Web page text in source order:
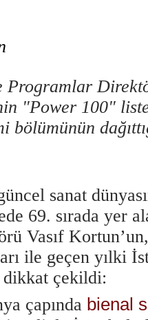
Programlar
"Power 100"
bölümünün
sanat
69. sırada yer
Vasıf
ile geçen yılki
dikkat çekildi:
çapında bienal